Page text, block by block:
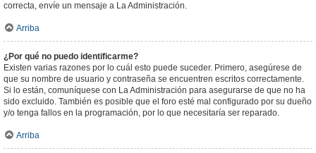
correcta, envíe un mensaje a La Administración.
Arriba
¿Por qué no puedo identificarme?
Existen varias razones por lo cuál esto puede suceder. Primero, asegúrese de
que su nombre de usuario y contraseña se encuentren escritos correctamente.
Si lo están, comuníquese con La Administración para asegurarse de que no ha
sido excluido. También es posible que el foro esté mal configurado por su dueño
y/o tenga fallos en la programación, por lo que necesitaría ser reparado.
Arriba